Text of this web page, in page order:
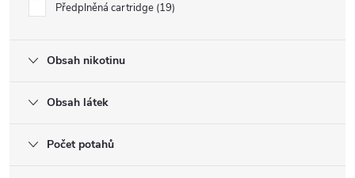
Předplněná cartridge 19
Obsah nikotinu
Obsah látek
Počet potahů